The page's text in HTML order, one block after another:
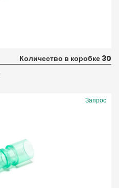
Количество в коробке 30
Запрос